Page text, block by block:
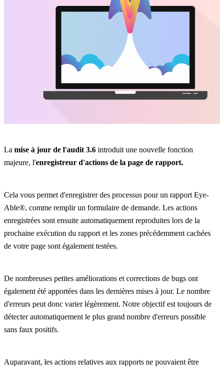
La mise à jour de l'audit 3.6 introduit une nouvelle fonction
majeure, l'enregistreur d'actions de la page de rapport.
Cela vous permet d'enregistrer des processus pour un rapport Eye-
Able®, comme remplir un formulaire de demande. Les actions
enregistrées sont ensuite automatiquement reproduites lors de la
prochaine exécution du rapport et les zones précédemment cachées
de votre page sont également testées.
De nombreuses petites améliorations et corrections de bugs ont
également été apportées dans les dernières mises à jour. Le nombre
d'erreurs peut donc varier légèrement. Notre objectif est toujours de
détecter automatiquement le plus grand nombre d'erreurs possible
sans faux positifs.
Auparavant, les actions relatives aux rapports ne pouvaient être